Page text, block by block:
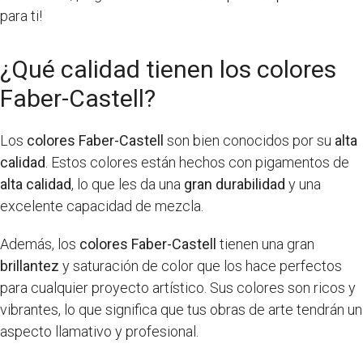
para ti!
¿Qué calidad tienen los colores
Faber-Castell?
Los colores Faber-Castell son bien conocidos por su alta
calidad. Estos colores están hechos con pigamentos de
alta calidad, lo que les da una gran durabilidad y una
excelente capacidad de mezcla.
Además, los colores Faber-Castell
tienen una gran
brillantez y saturación de color que los hace perfectos
para cualquier proyecto artístico. Sus colores son ricos y
vibrantes, lo que significa que tus obras de arte tendrán un
aspecto llamativo y profesional.